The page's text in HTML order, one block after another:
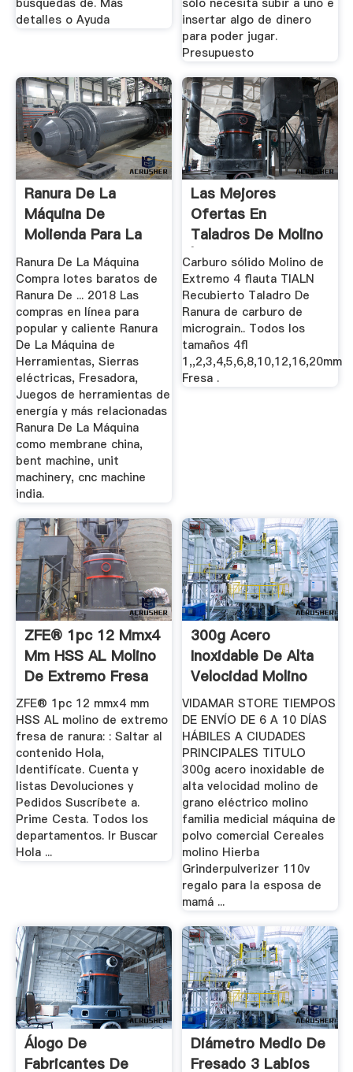
detalles o Ayuda
insertar algo de dinero
para poder jugar.
Presupuesto
Ranura De La
Máquina De
Molienda Para La
Tirada
Ranura De La Máquina
Compra lotes baratos de
Ranura De ... 2018 Las
compras en línea para
popular y caliente Ranura
De La Máquina de
Herramientas, Sierras
eléctricas, Fresadora,
Juegos de herramientas de
energía y más relacionadas
Ranura De La Máquina
como membrane china,
bent machine, unit
machinery, cnc machine
india.
Las Mejores
Ofertas En
Taladros De Molino
| EBay
Carburo sólido Molino de
Extremo 4 flauta TIALN
Recubierto Taladro De
Ranura de carburo de
micrograin.. Todos los
tamaños 4fl
1,,2,3,4,5,6,8,10,12,16,20mm
Fresa .
ZFE® 1pc 12 Mmx4
Mm HSS AL Molino
De Extremo Fresa
De Ranura
ZFE® 1pc 12 mmx4 mm
HSS AL molino de extremo
fresa de ranura: : Saltar al
contenido Hola,
Identifícate. Cuenta y
listas Devoluciones y
Pedidos Suscríbete a.
Prime Cesta. Todos los
departamentos. Ir Buscar
Hola ...
300g Acero
Inoxidable De Alta
Velocidad Molino
De Grano ...
VIDAMAR STORE TIEMPOS
DE ENVÍO DE 6 A 10 DÍAS
HÁBILES A CIUDADES
PRINCIPALES TITULO
300g acero inoxidable de
alta velocidad molino de
grano eléctrico molino
familia medicial máquina de
polvo comercial Cereales
molino Hierba
Grinderpulverizer 110v
regalo para la esposa de
mamá ...
Álogo De
Fabricantes De
Diámetro Medio De
Fresado 3 Labios